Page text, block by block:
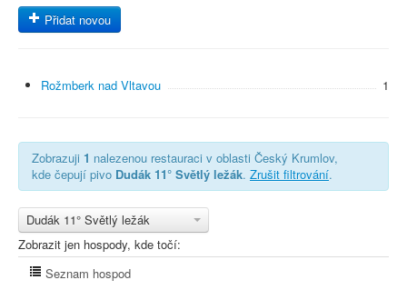
Přidat novou
Rožmberk nad Vltavou 1
Zobrazuji 1 nalezenou restauraci v oblasti Český Krumlov,
kde čepují pivo Dudák 11° Světlý ležák. Zrušit filtrování.
Dudák 11° Světlý ležák
Zobrazit jen hospody, kde točí:
Seznam hospod